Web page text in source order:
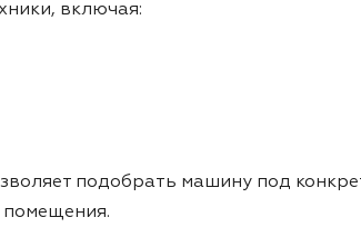
включая:
подобрать машину под
помещения.